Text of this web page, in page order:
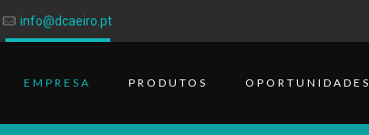
info@dcaeiro.pt
EMPRESA PRODUTOS OPORTUNIDADES